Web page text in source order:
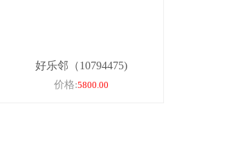
好乐邻（10794475)
价格:5800.00